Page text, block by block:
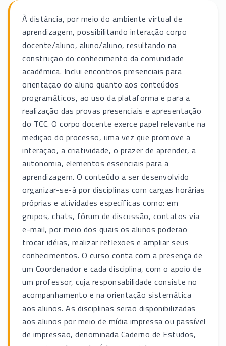
À distância, por meio do ambiente virtual de
aprendizagem, possibilitando interação corpo
docente/aluno, aluno/aluno, resultando na
construção do conhecimento da comunidade
acadêmica. Inclui encontros presenciais para
orientação do aluno quanto aos conteúdos
programáticos, ao uso da plataforma e para a
realização das provas presenciais e apresentação
do TCC. O corpo docente exerce papel relevante na
medição do processo, uma vez que promove a
interação, a criatividade, o prazer de aprender, a
autonomia, elementos essenciais para a
aprendizagem. O conteúdo a ser desenvolvido
organizar-se-á por disciplinas com cargas horárias
próprias e atividades específicas como: em
grupos, chats, fórum de discussão, contatos via
e-mail, por meio dos quais os alunos poderão
trocar idéias, realizar reflexões e ampliar seus
conhecimentos. O curso conta com a presença de
um Coordenador e cada disciplina, com o apoio de
um professor, cuja responsabilidade consiste no
acompanhamento e na orientação sistemática
aos alunos. As disciplinas serão disponibilizadas
aos alunos por meio de mídia impressa ou passível
de impressão, denominada Caderno de Estudos,